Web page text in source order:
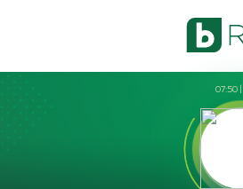
07:50